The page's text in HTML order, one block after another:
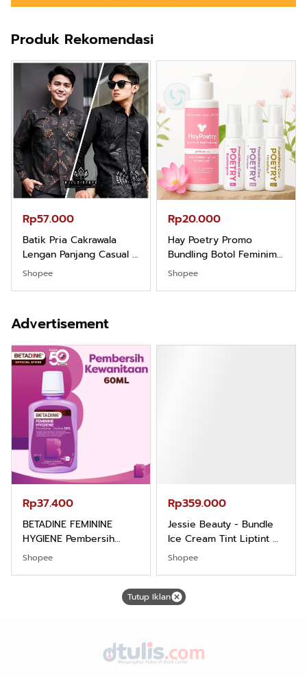
Produk Rekomendasi
Rp57.000
Batik Pria Cakrawala
Lengan Panjang Casual -
Kemeja Batik Pria
Santai Slimfit Formal
Shopee
Rp20.000
Hay Poetry Promo
Bundling Botol Feminim
Care Perawatan
Shopee
Advertisement
Rp37.400
BETADINE FEMININE
HYGIENE Pembersih
Kewanitaan 60ml
Shopee
Rp359.000
Jessie Beauty - Bundle
Ice Cream Tint Liptint All
Variant
Shopee
Tutup Iklan